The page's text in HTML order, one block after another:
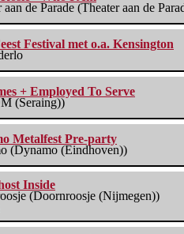
aan de Parade (Theater aan de
Festival met o.a. Kensington
+ Employed To Serve
(Seraing))
Metalfest Pre-party
(Dynamo (Eindhoven))
Inside
(Doornroosje (Nijmegen))